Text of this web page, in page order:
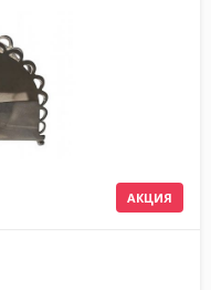
АКЦИЯ